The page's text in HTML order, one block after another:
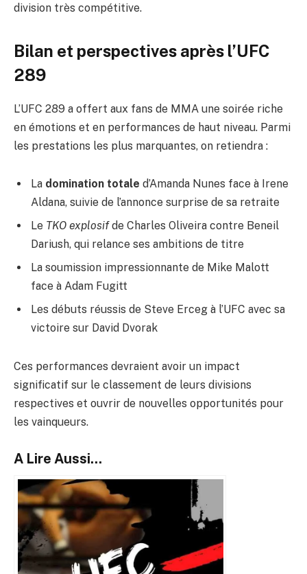
division très compétitive.
Bilan et perspectives après l’UFC
289
L’UFC 289 a offert aux fans de MMA une soirée riche
en émotions et en performances de haut niveau. Parmi
les prestations les plus marquantes, on retiendra :
La domination totale d’Amanda Nunes face à Irene
Aldana, suivie de l’annonce surprise de sa retraite
Le TKO explosifde Charles Oliveira contre Beneil
Dariush, qui relance ses ambitions de titre
La soumission impressionnante de Mike Malott
face à Adam Fugitt
Les débuts réussis de Steve Erceg à l’UFC avec sa
victoire sur David Dvorak
Ces performances devraient avoir un impact
significatif sur le classement de leurs divisions
respectives et ouvrir de nouvelles opportunités pour
les vainqueurs.
A Lire Aussi...